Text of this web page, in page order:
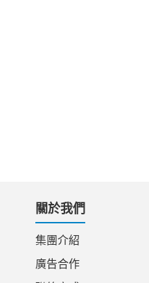
關於我們
集團介紹
廣告合作